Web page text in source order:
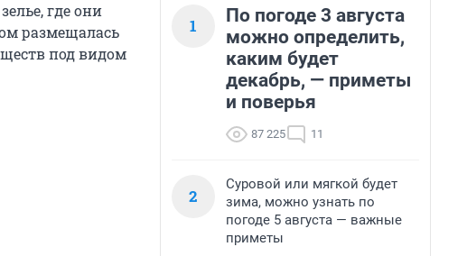
где они
размещалась
под видом
1
По погоде 3 августа
можно определить,
каким будет
декабрь, — приметы
и поверья
87 225 11
2
Суровой или мягкой будет
зима, можно узнать по
погоде 5 августа — важные
приметы